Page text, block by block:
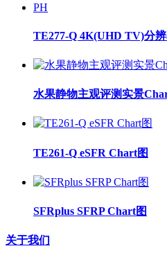
TE277-Q 4K(UHD TV)分
水果静物主观评测实景
TE261-Q eSFR Chart图
SFRplus SFRP Chart图
关于我们